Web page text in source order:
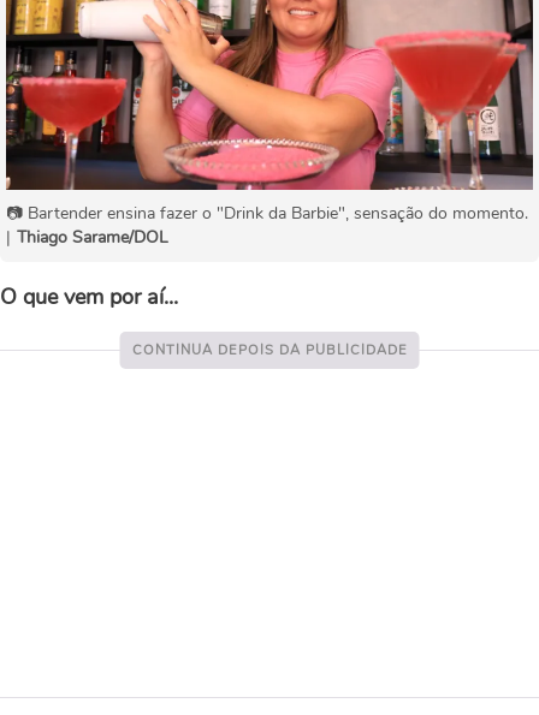
📷 Bartender ensina fazer o "Drink da Barbie", sensação do momento.
| Thiago Sarame/DOL
O que vem por aí...